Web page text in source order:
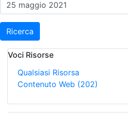
Ricerca
Voci Risorse
Qualsiasi Risorsa
Contenuto Web (202)